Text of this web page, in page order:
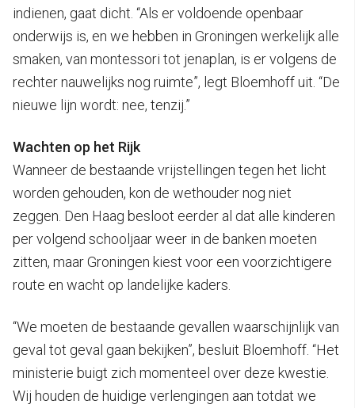
indienen, gaat dicht. “Als er voldoende openbaar
onderwijs is, en we hebben in Groningen werkelijk alle
smaken, van montessori tot jenaplan, is er volgens de
rechter nauwelijks nog ruimte”, legt Bloemhoff uit. “De
nieuwe lijn wordt: nee, tenzij.”
Wachten op het Rijk
Wanneer de bestaande vrijstellingen tegen het licht
worden gehouden, kon de wethouder nog niet
zeggen. Den Haag besloot eerder al dat alle kinderen
per volgend schooljaar weer in de banken moeten
zitten, maar Groningen kiest voor een voorzichtigere
route en wacht op landelijke kaders.
“We moeten de bestaande gevallen waarschijnlijk van
geval tot geval gaan bekijken”, besluit Bloemhoff. “Het
ministerie buigt zich momenteel over deze kwestie.
Wij houden de huidige verlengingen aan totdat we